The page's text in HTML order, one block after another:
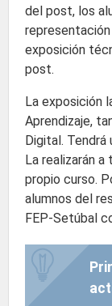
del post, los
exposición
post.
La exposición
Aprendizaje,
Digital. Tendrá
La realizarán
propio curso.
alumnos del
FEP-Setúbal